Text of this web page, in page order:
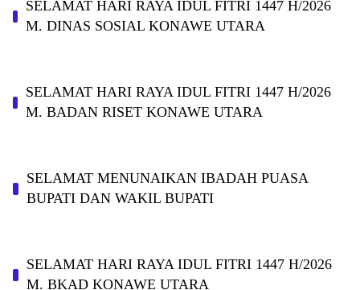
SELAMAT HARI RAYA IDUL FITRI 1447 H/2026
M. DINAS SOSIAL KONAWE UTARA
SELAMAT HARI RAYA IDUL FITRI 1447 H/2026
M. BADAN RISET KONAWE UTARA
SELAMAT MENUNAIKAN IBADAH PUASA
BUPATI DAN WAKIL BUPATI
SELAMAT HARI RAYA IDUL FITRI 1447 H/2026
M. BKAD KONAWE UTARA